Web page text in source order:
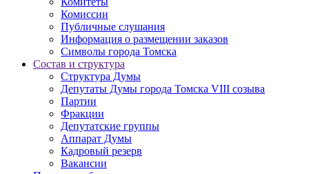
Комиссии
Публичные слушания
Информация о размещении заказов
Символы города Томска
Состав и структура
Структура Думы
Депутаты Думы города Томска VIII созыва
Партии
Фракции
Депутатские группы
Аппарат Думы
Кадровый резерв
Вакансии